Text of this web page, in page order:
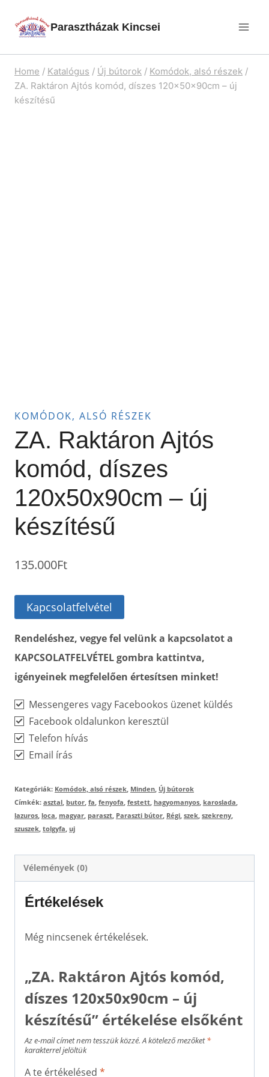
Parasztházak Kincsei
Home / Katalógus / Új bútorok / Komódok, alsó részek /
ZA. Raktáron Ajtós komód, díszes 120x50x90cm – új
készítésű
KOMÓDOK, ALSÓ RÉSZEK
ZA. Raktáron Ajtós
komód, díszes
120x50x90cm – új
készítésű
135.000Ft
Kapcsolatfelvétel
Rendeléshez, vegye fel velünk a kapcsolatot a
KAPCSOLATFELVÉTEL gombra kattintva,
igényeinek megfelelően értesítsen minket!
Messengeres vagy Facebookos üzenet küldés
Facebook oldalunkon keresztül
Telefon hívás
Email írás
Kategóriák: Komódok, alsó részek, Minden, Új bútorok
Címkék: asztal, butor, fa, fenyofa, festett, hagyomanyos, karoslada,
lazuros, loca, magyar, paraszt, Paraszti bútor, Régi, szek, szekreny,
szuszek, tolgyfa, uj
Vélemények (0)
Értékelések
Még nincsenek értékelések.
„ZA. Raktáron Ajtós komód,
díszes 120x50x90cm – új
készítésű” értékelése elsőként
Az e-mail címet nem tesszük közzé. A kötelező mezőket*
karakterrel jelöltük
A te értékelésed *